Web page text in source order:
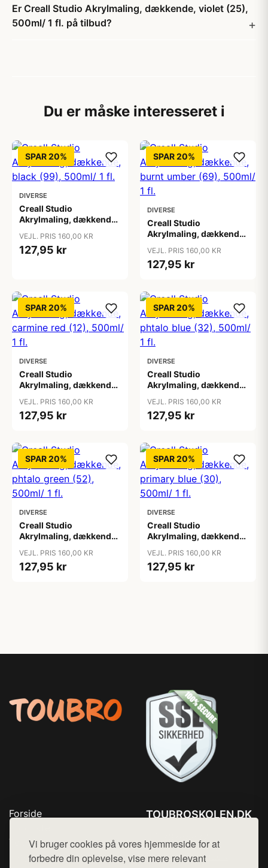
Vi bruger cookies på vores hjemmeside for at
forbedre din oplevelse, vise mere relevant
Er Creall Studio Akrylmaling, dækkende, violet (25),
500ml/ 1 fl. på tilbud?
Du er måske interesseret i
SPAR 20%
DIVERSE
Creall Studio
Akrylmaling, dækkende,
VEJL. PRIS 160,00 KR
127,95 kr
SPAR 20%
DIVERSE
Creall Studio
Akrylmaling, dækkende,
500ml/ 1 fl.
VEJL. PRIS 160,00 KR
127,95 kr
SPAR 20%
DIVERSE
Creall Studio
Akrylmaling, dækkende,
500ml/ 1 fl.
VEJL. PRIS 160,00 KR
127,95 kr
SPAR 20%
DIVERSE
Creall Studio
Akrylmaling, dækkende,
1 fl.
VEJL. PRIS 160,00 KR
127,95 kr
SPAR 20%
DIVERSE
Creall Studio
Akrylmaling, dækkende,
500ml/ 1 fl.
VEJL. PRIS 160,00 KR
127,95 kr
SPAR 20%
DIVERSE
Creall Studio
Akrylmaling, dækkende,
500ml/ 1 fl.
VEJL. PRIS 160,00 KR
127,95 kr
Forside
Top Rabatter
Blog
TOUBROSKOLEN.DK
Mail: hej@want.dk